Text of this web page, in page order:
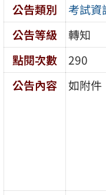
公告類別
考試資
公告等級
轉知
點閱次數
290
公告內容
如附件